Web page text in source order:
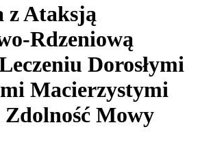
z Ataksją
Rdzeniową
Dorosłymi
Macierzystymi
Mowy